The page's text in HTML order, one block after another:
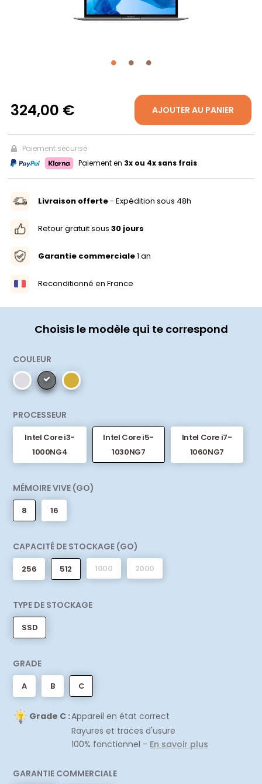
324,00 € AJOUTER AU PANIER
Paiement sécurisé
Paiement en 3x ou 4x sans frais
Livraison offerte- Expédition sous 48h
Retour gratuit sous 30 jours
Garantie commerciale1 an
Reconditionné en France
Choisis le modèle qui te correspond
COULEUR
PROCESSEUR
Intel Core i3-
1000NG4
Intel Core i5-
1030NG7
Intel Core i7-
1060NG7
MÉMOIRE VIVE (GO)
8 16
CAPACITÉ DE STOCKAGE (GO)
256 512 1000 2000
TYPE DE STOCKAGE
SSD
GRADE
A B C
Grade C :Appareil en état correct
Rayures et traces d'usure
100% fonctionnel - En savoir plus
GARANTIE COMMERCIALE
FR